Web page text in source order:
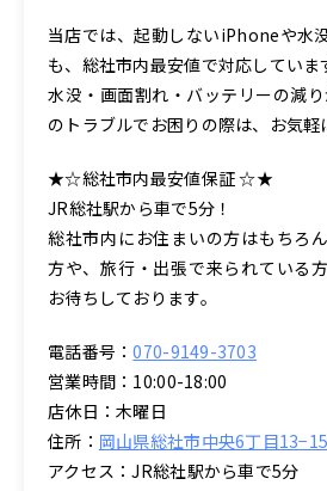
当店では、起動しないiPhoneや水
も、総社市内最安値で対応していま
水没・画面割れ・バッテリーの減
のトラブルでお困りの際は、お気軽
★☆総社市内最安値保証 ☆★
JR総社駅から車で5分！
総社市内にお住まいの方はもちろ
方や、旅行・出張で来られている
お待ちしております。
電話番号：070-9149-3703
営業時間：10:00-18:00
店休日：木曜日
住所： 岡山県総社市中央6丁目
アクセス：JR総社駅から車で5分